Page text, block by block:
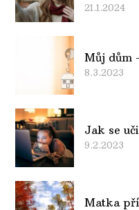
21.1.2024
Můj dům
8.3.2023
Jak se
9.2.2023
Matka